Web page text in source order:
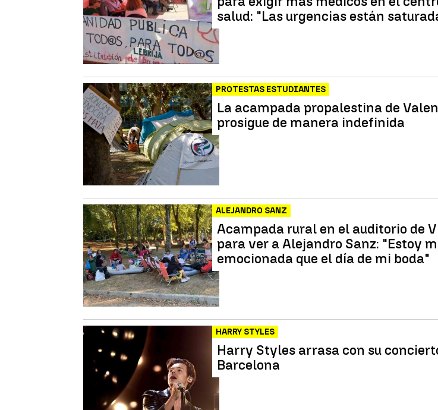
salud: "Las urgencias están
PROTESTAS ESTUDIANTES
La acampada propalestina de
prosigue de manera indefinida
ALEJANDRO SANZ
Acampada rural en el auditorio de
para ver a Alejandro Sanz: "Estoy
emocionada que el día de mi boda"
HARRY STYLES
Harry Styles arrasa con su
Barcelona